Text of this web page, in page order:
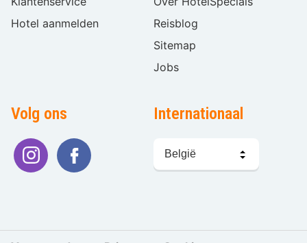
Hotel aanmelden
Reisblog
Sitemap
Jobs
Volg ons Internationaal
kiezen